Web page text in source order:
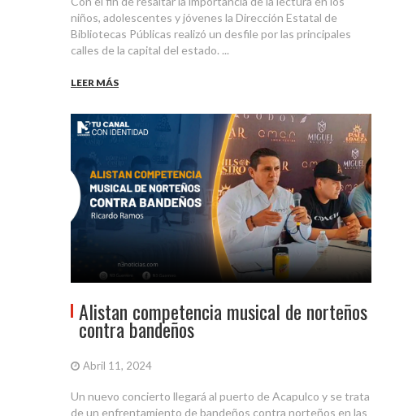
niños, adolescentes y jóvenes la Dirección Estatal de
Bibliotecas Públicas realizó un desfile por las principales
calles de la capital del estado. ...
LEER MÁS
Alistan competencia musical de norteños
contra bandeños
Abril 11, 2024
Un nuevo concierto llegará al puerto de Acapulco y se trata
de un enfrentamiento de bandeños contra norteños en las